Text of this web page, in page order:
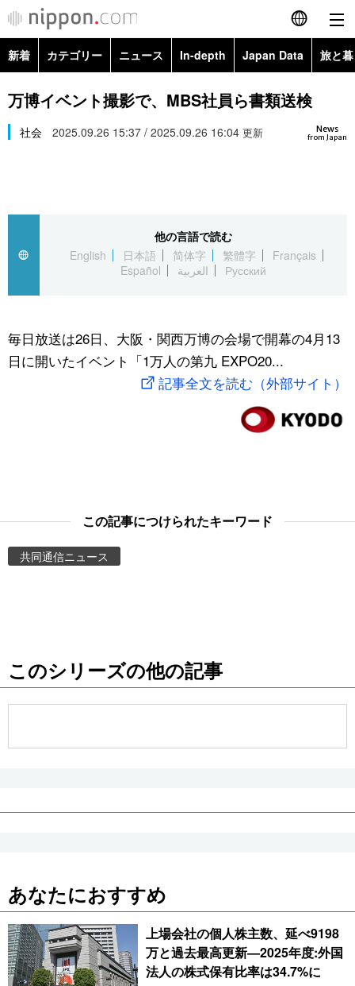
English
简体字
繁體字
العربية
社会
スポーツ・東京2020
旅と暮らし
Images
新着 カテゴリー ニュース In-depth Japan Data 旅と
政治・外交
経済・ビジネス
社会
文化
科学・技術
暮らし
Topics
Images
お知らせ
万博イベント撮影で、MBS社員ら書類送検
News
from Japan
社会 2025.09.26 15:37 / 2025.09.26 16:04 更新
他の言語で読む
English
日本語 简体字 繁體字
Français
Español
العربية Русский
毎日放送は26日、大阪・関西万博の会場で開幕の4月13
日に開いたイベント「1万人の第九 EXPO20...
記事全文を読む（外部サイト）
この記事につけられたキーワード
共同通信ニュース
このシリーズの他の記事
あなたにおすすめ
上場会社の個人株主数、延べ9198
万と過去最高更新―2025年度:外国
法人の株式保有比率は34.7%に